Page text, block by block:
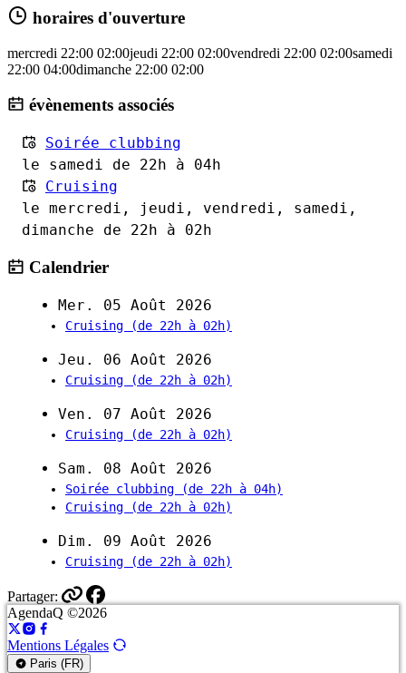
horaires d'ouverture
mercredi 22:00 02:00jeudi 22:00 02:00vendredi 22:00 02:00samedi
22:00 04:00dimanche 22:00 02:00
évènements associés
Soirée clubbing
le samedi de 22h à 04h
Cruising
le mercredi, jeudi, vendredi, samedi,
dimanche de 22h à 02h
Calendrier
Mer. 05 Août 2026
Cruising (de 22h à 02h)
Jeu. 06 Août 2026
Cruising (de 22h à 02h)
Ven. 07 Août 2026
Cruising (de 22h à 02h)
Sam. 08 Août 2026
Soirée clubbing
(de 22h à 04h)
Cruising
(de 22h à 02h)
Dim. 09 Août 2026
Cruising (de 22h à 02h)
Partager:
AgendaQ ©2026
Mentions Légales
Paris (FR)